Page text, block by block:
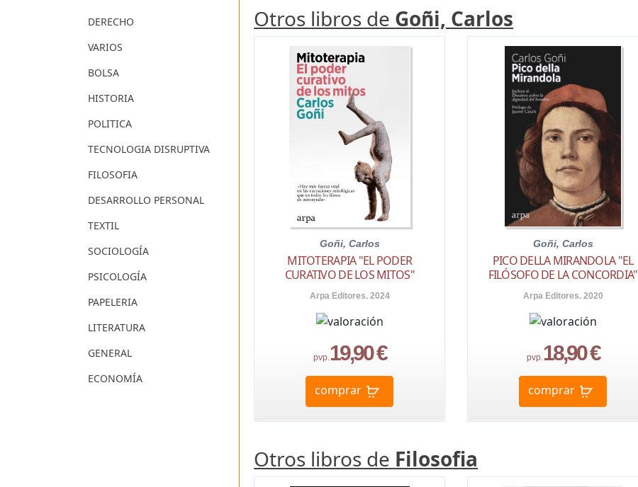
DERECHO
VARIOS
BOLSA
HISTORIA
POLITICA
TECNOLOGIA DISRUPTIVA
FILOSOFIA
DESARROLLO PERSONAL
TEXTIL
SOCIOLOGÍA
PSICOLOGÍA
PAPELERIA
LITERATURA
GENERAL
ECONOMÍA
Otros libros de Goñi, Carlos
Goñi, Carlos
MITOTERAPIA "EL PODER
CURATIVO DE LOS MITOS"
Arpa Editores. 2024
pvp.19,90 €
comprar
Goñi, Carlos
PICO DELLA MIRANDOLA "EL
FILÓSOFO DE LA CONCORDIA"
Arpa Editores. 2020
pvp.18,90 €
comprar
Otros libros de Filosofia